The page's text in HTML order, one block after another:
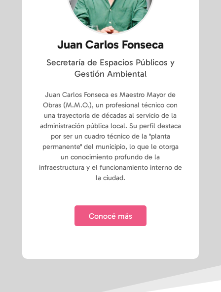
Juan Carlos Fonseca
Secretaría de Espacios Públicos y
Gestión Ambiental
Juan Carlos Fonseca es Maestro Mayor de
Obras (M.M.O.), un profesional técnico con
una trayectoria de décadas al servicio de la
administración pública local. Su perfil destaca
por ser un cuadro técnico de la "planta
permanente" del municipio, lo que le otorga
un conocimiento profundo de la
infraestructura y el funcionamiento interno de
la ciudad.
Conocé más